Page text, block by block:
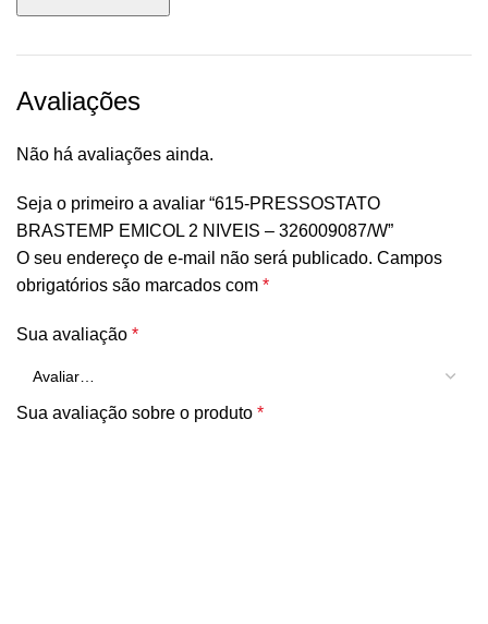
Avaliações
Não há avaliações ainda.
Seja o primeiro a avaliar “615-PRESSOSTATO
BRASTEMP EMICOL 2 NIVEIS – 326009087/W”
O seu endereço de e-mail não será publicado. Campos
obrigatórios são marcados com *
Sua avaliação *
Sua avaliação sobre o produto *